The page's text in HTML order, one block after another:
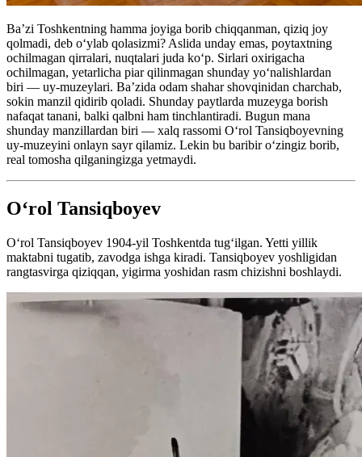
Ba’zi Toshkentning hamma joyiga borib chiqqanman, qiziq joy
qolmadi, deb oʻylab qolasizmi? Aslida unday emas, poytaxtning
ochilmagan qirralari, nuqtalari juda koʻp. Sirlari oxirigacha
ochilmagan, yetarlicha piar qilinmagan shunday yoʻnalishlardan
biri — uy-muzeylari. Ba’zida odam shahar shovqinidan charchab,
sokin manzil qidirib qoladi. Shunday paytlarda muzeyga borish
nafaqat tanani, balki qalbni ham tinchlantiradi. Bugun mana
shunday manzillardan biri — xalq rassomi Oʻrol Tansiqboyevning
uy-muzeyini onlayn sayr qilamiz. Lekin bu baribir oʻzingiz borib,
real tomosha qilganingizga yetmaydi.
Oʻrol Tansiqboyev
Oʻrol Tansiqboyev 1904-yil Toshkentda tugʻilgan. Yetti yillik
maktabni tugatib, zavodga ishga kiradi. Tansiqboyev yoshligidan
rangtasvirga qiziqqan, yigirma yoshidan rasm chizishni boshlaydi.